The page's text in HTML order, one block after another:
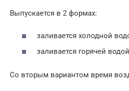
Выпускается в 2 формах:
заливается холодной
заливается горячей водой
Со вторым вариантом время